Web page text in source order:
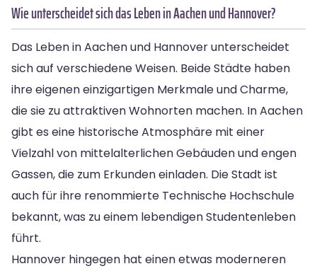
Wie unterscheidet sich das Leben in Aachen und Hannover?
Das Leben in Aachen und Hannover unterscheidet
sich auf verschiedene Weisen. Beide Städte haben
ihre eigenen einzigartigen Merkmale und Charme,
die sie zu attraktiven Wohnorten machen. In Aachen
gibt es eine historische Atmosphäre mit einer
Vielzahl von mittelalterlichen Gebäuden und engen
Gassen, die zum Erkunden einladen. Die Stadt ist
auch für ihre renommierte Technische Hochschule
bekannt, was zu einem lebendigen Studentenleben
führt.
Hannover hingegen hat einen etwas moderneren